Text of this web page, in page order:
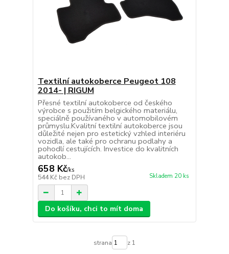
Textilní autokoberce Peugeot 108
2014- | RIGUM
Přesné textilní autokoberce od českého
výrobce s použitím belgického materiálu,
speciálně používaného v automobilovém
průmyslu.Kvalitní textilní autokoberce jsou
důležité nejen pro estetický vzhled interiéru
vozidla, ale také pro ochranu podlahy a
pohodlí cestujících. Investice do kvalitních
autokob...
658 Kč/ks
544 Kč bez DPH Skladem 20 ks
Do košíku, chci to mít doma
strana z 1